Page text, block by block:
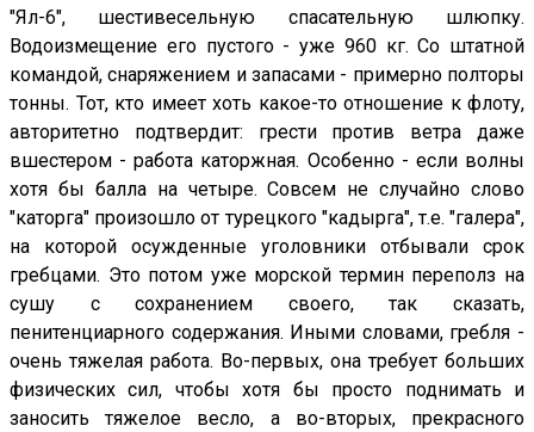
"Ял-6", шестивесельную спасательную шлюпку.
Водоизмещение его пустого - уже 960 кг. Со штатной
командой, снаряжением и запасами - примерно полторы
тонны. Тот, кто имеет хоть какое-то отношение к флоту,
авторитетно подтвердит: грести против ветра даже
вшестером - работа каторжная. Особенно - если волны
хотя бы балла на четыре. Совсем не случайно слово
"каторга" произошло от турецкого "кадырга", т.е. "галера",
на которой осужденные уголовники отбывали срок
гребцами. Это потом уже морской термин переполз на
сушу с сохранением своего, так сказать,
пенитенциарного содержания. Иными словами, гребля -
очень тяжелая работа. Во-первых, она требует больших
физических сил, чтобы хотя бы просто поднимать и
заносить тяжелое весло, а во-вторых, прекрасного